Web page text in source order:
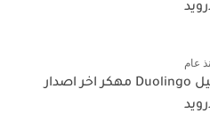
عام
تحميل Duolingo مهكر اخر اصدار